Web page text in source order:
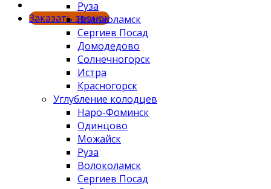
Заказать звонок
Руза
Волоколамск
Сергиев Посад
Домодедово
Солнечногорск
Истра
Красногорск
Углубление колодцев
Наро-Фоминск
Одинцово
Можайск
Руза
Волоколамск
Сергиев Посад